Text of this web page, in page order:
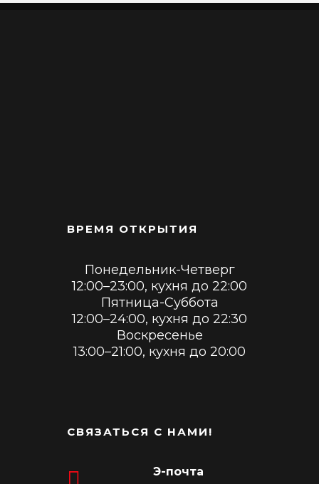
ВРЕМЯ ОТКРЫТИЯ
Понедельник-Четверг
12:00–23:00, кухня до 22:00
Пятница-Суббота
12:00–24:00, кухня до 22:30
Воскресенье
13:00–21:00, кухня до 20:00
СВЯЗАТЬСЯ С НАМИ!
Э-почта